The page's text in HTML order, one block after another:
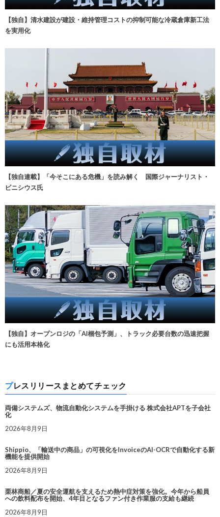
【独自】清水建設が建設・維持管理コストの抑制可能な冷蔵倉庫新工法
を実用化
【独自連載】「今そこにある危機」を読み解く 国際ジャーナリスト・
ビニシウス氏
【独自】オープンロジの「AI梱包予測」、トラック必要台数の迅速把握
にも活用本格化
プレスリリースまとめてチェック
両備システムズ、物流自動化システムを手掛ける 株式会社APTを子会社
化
2026年8月9日
Shippio、「輸送中の商品」の可視化をInvoiceのAI-OCRで自動化する新
機能を提供開始
2026年8月9日
栗林商船／夏の安全運航を支えるため熱中症対策を強化。今年から船員
への飲料配布を開始、4年目となるファン付き作業服の支給も継続
2026年8月9日